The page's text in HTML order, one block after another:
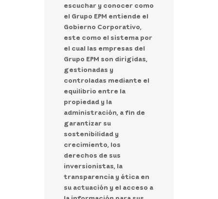
escuchar y conocer como
el Grupo EPM entiende el
Gobierno Corporativo,
este como el sistema por
el cual las empresas del
Grupo EPM son dirigidas,
gestionadas y
controladas mediante el
equilibrio entre la
propiedad y la
administración, a fin de
garantizar su
sostenibilidad y
crecimiento, los
derechos de sus
inversionistas, la
transparencia y ética en
su actuación y el acceso a